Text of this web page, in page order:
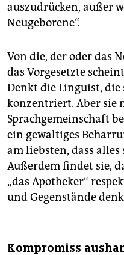
auszudrücken, außer
Neugeborene“.
Von die, der oder das
das Vorgesetzte
Denkt die Linguist, die
konzentriert. Aber sie
Sprachgemeinschaft
ein gewaltiges
am liebsten, dass alles
Außerdem findet sie,
„das Apotheker“
und Gegenstände
Kompromiss